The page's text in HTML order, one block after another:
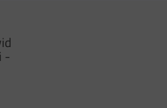
-